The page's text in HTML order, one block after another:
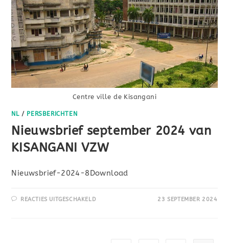
Centre ville de Kisangani
NL/ PERSBERICHTEN
Nieuwsbrief september 2024 van
KISANGANI VZW
Nieuwsbrief-2024-8Download
REACTIES UITGESCHAKELD 23 SEPTEMBER 2024